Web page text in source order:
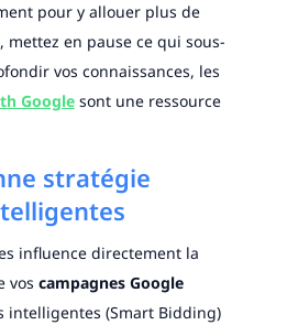
pour y allouer plus de
en pause ce qui sous-
vos connaissances, les
Googlesont une ressource
stratégie
influence directement la
vos campagnes Google
intelligentes (Smart Bidding)